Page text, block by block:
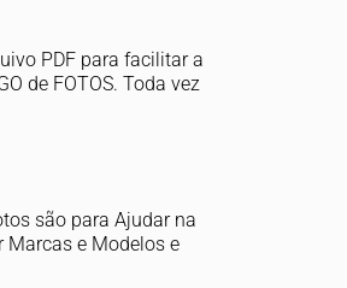
PDF para facilitar a
de FOTOS. Toda vez
são para Ajudar na
Marcas e Modelos e